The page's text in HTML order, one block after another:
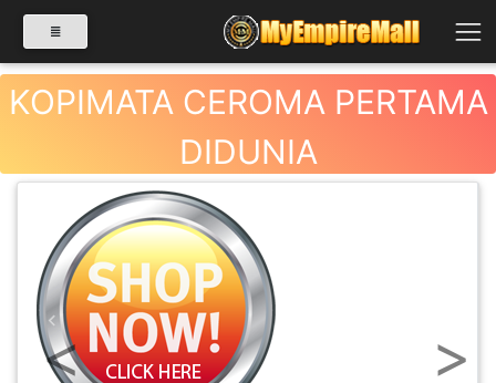
KOPIMATA CEROMA PERTAMA
DIDUNIA
Previous
SELECT CATEGORY
PRODUK(0)
BABIES(0)
KESIHATAN(80)